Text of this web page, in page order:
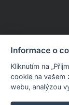
Informace o
Kliknutím na
cookie na vašem
webu, analýzou